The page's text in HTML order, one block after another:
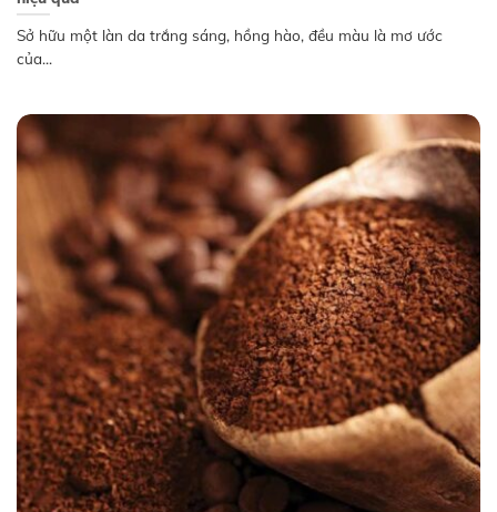
Sở hữu một làn da trắng sáng, hồng hào, đều màu là mơ ước
của...